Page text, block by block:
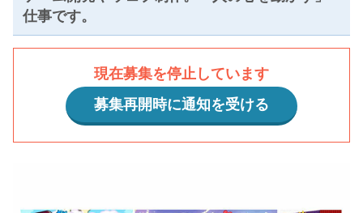
仕事です。
現在募集を停止しています
募集再開時に通知を受ける